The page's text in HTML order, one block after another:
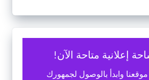
إعلانية متاحة الآن!
وابدأ بالوصول لجمهورك